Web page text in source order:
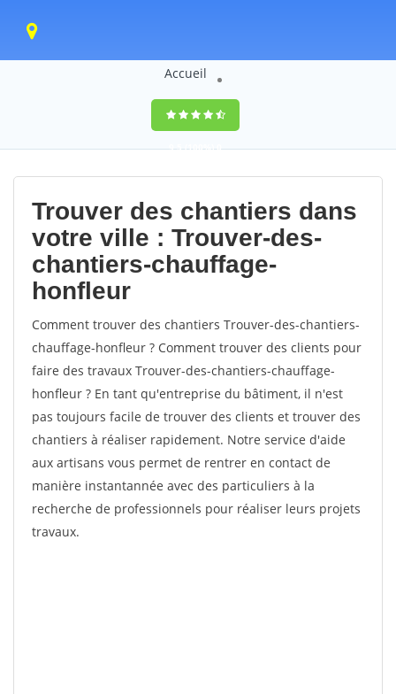
Accueil
9,5(100%)0
votes
Trouver des chantiers dans
votre ville : Trouver-des-
chantiers-chauffage-
honfleur
Comment trouver des chantiers Trouver-des-chantiers-
chauffage-honfleur ? Comment trouver des clients pour
faire des travaux Trouver-des-chantiers-chauffage-
honfleur ? En tant qu'entreprise du bâtiment, il n'est
pas toujours facile de trouver des clients et trouver des
chantiers à réaliser rapidement. Notre service d'aide
aux artisans vous permet de rentrer en contact de
manière instantannée avec des particuliers à la
recherche de professionnels pour réaliser leurs projets
travaux.